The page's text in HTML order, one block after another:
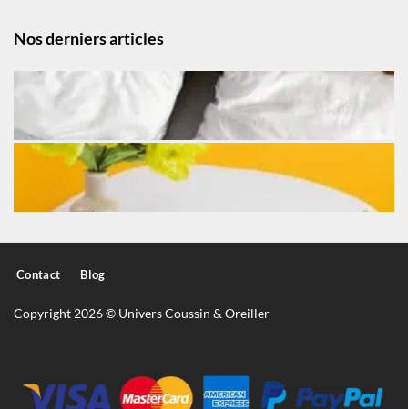
Nos derniers articles
Contact Blog
Copyright 2026 © Univers Coussin & Oreiller